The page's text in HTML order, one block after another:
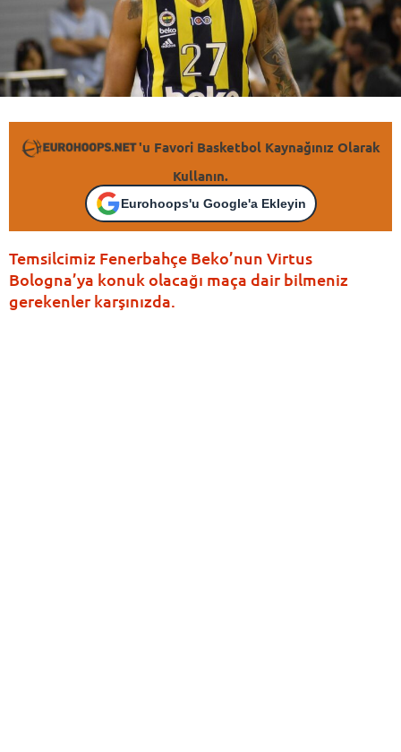
'u Favori Basketbol Kaynağınız Olarak
Kullanın.
Eurohoops'u Google'a Ekleyin
Temsilcimiz Fenerbahçe Beko’nun Virtus
Bologna’ya konuk olacağı maça dair bilmeniz
gerekenler karşınızda.